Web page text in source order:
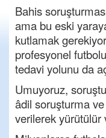
Bahis
ama bu eski
kutlamak
profesyonel
tedavi yolunu da
Umuyoruz,
âdil soruşturma ve
verilerek yürütülür